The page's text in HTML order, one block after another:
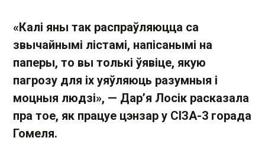
«Калі яны так распраўляюцца са
звычайнымі лістамі, напісанымі на
паперы, то вы толькі ўявіце, якую
пагрозу для іх уяўляюць разумныя і
моцныя людзі», — Дар’я Лосік расказала
пра тое, як працуе цэнзар у СІЗА-3 горада
Гомеля.